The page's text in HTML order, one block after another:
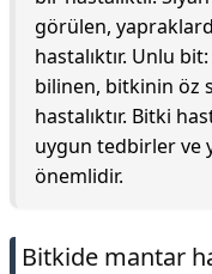
görülen,
hastalıktır. Unlu
bilinen, bitkinin öz
hastalıktır. Bitki
uygun tedbirler ve
önemlidir.
Bitkide mantar